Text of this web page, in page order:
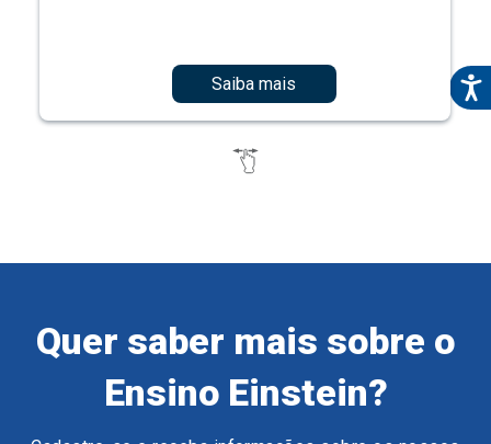
Saiba mais
Quer saber mais sobre o
Ensino Einstein?